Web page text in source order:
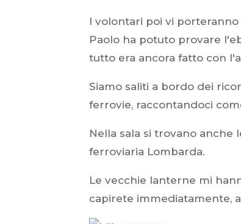
I volontari poi vi
Paolo ha potuto provare
tutto era ancora fatto con
Siamo saliti a bordo dei
ferrovie, raccontandoci
Nella sala si trovano
ferroviaria Lombarda.
Le vecchie lanterne mi
capirete immediatamente,